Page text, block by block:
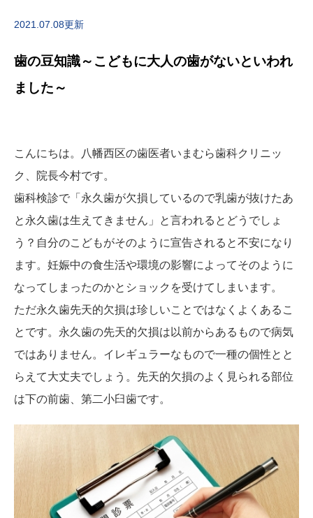
2021.07.08更新
歯の豆知識～こどもに大人の歯がないといわれ
ました～
こんにちは。八幡西区の歯医者いまむら歯科クリニッ
ク、院長今村です。
歯科検診で「永久歯が欠損しているので乳歯が抜けたあ
と永久歯は生えてきません」と言われるとどうでしょ
う？自分のこどもがそのように宣告されると不安になり
ます。妊娠中の食生活や環境の影響によってそのように
なってしまったのかとショックを受けてしまいます。
ただ永久歯先天的欠損は珍しいことではなくよくあるこ
とです。永久歯の先天的欠損は以前からあるもので病気
ではありません。イレギュラーなもので一種の個性とと
らえて大丈夫でしょう。先天的欠損のよく見られる部位
は下の前歯、第二小臼歯です。